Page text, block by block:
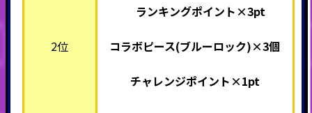
2位
ランキングポイント×3pt
コラボピース(ブルーロック)×3個
チャレンジポイント×1pt